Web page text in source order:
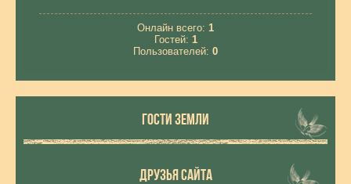
Онлайн всего: 1
Гостей: 1
Пользователей: 0
ГОСТИ ЗЕМЛИ
ДРУЗЬЯ САЙТА